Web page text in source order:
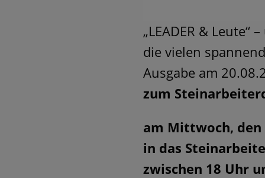
„LEADER &
die vielen
Ausgabe am
zum
am Mittwoch, den
in das
zwischen 18 Uhr